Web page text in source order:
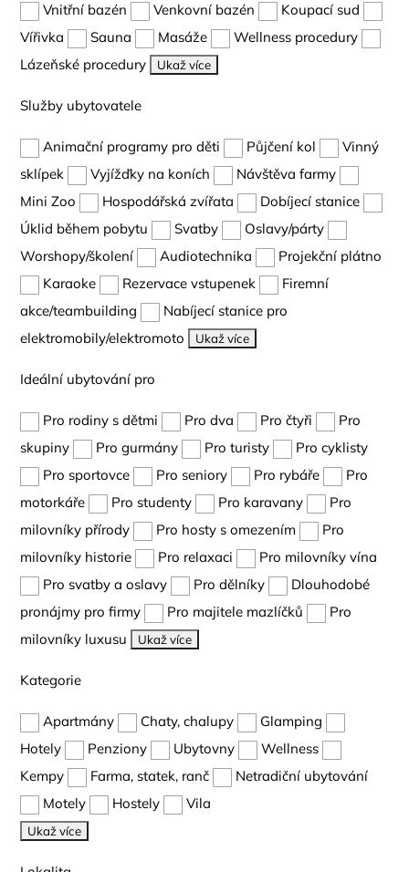
Vnitřní bazén Venkovní bazén
Koupací sud
Vířivka
Sauna Masáže
Wellness procedury
Lázeňské procedury
Ukaž více
Služby ubytovatele
Animační programy pro děti Půjčení kol
Vinný
sklípek
Vyjížďky na koních
Návštěva farmy
Mini Zoo
Hospodářská zvířata
Dobíjecí stanice
Úklid během pobytu
Svatby
Oslavy/párty
Worshopy/školení
Audiotechnika
Projekční plátno
Karaoke
Rezervace vstupenek
Firemní
akce/teambuilding
Nabíjecí stanice pro
elektromobily/elektromoto
Ukaž více
Ideální ubytování pro
Pro rodiny s dětmi Pro dva Pro čtyři
Pro
skupiny
Pro gurmány Pro turisty
Pro cyklisty
Pro sportovce
Pro seniory Pro rybáře
Pro
motorkáře
Pro studenty Pro karavany
Pro
milovníky přírody
Pro hosty s omezením
Pro
milovníky historie
Pro relaxaci
Pro milovníky vína
Pro svatby a oslavy
Pro dělníky
Dlouhodobé
pronájmy pro firmy
Pro majitele mazlíčků
Pro
milovníky luxusu
Ukaž více
Kategorie
Apartmány Chaty, chalupy
Glamping
Hotely
Penziony Ubytovny
Wellness
Kempy
Farma, statek, ranč
Netradiční ubytování
Motely
Hostely Vila
Ukaž více